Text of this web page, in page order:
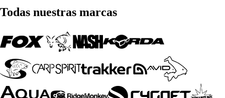
Todas nuestras marcas